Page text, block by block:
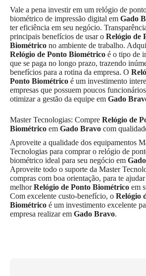
Vale a pena investir em um relógio de
biométrico de impressão digital em Gado
ter eficiência em seu negócio.
principais benefícios de usar o Relógio de
Biométrico no ambiente de trabalho.
Relógio de Ponto Biométrico é o tipo de
que se paga no longo prazo, trazendo
benefícios para a rotina da empresa. O
Ponto Biométrico é um investimento
empresas que possuem poucos
otimizar a gestão da equipe em Gado
Master Tecnologias: Compre Relógio de
Biométrico em Gado Bravo com
Aproveite a qualidade dos equipamentos
Tecnologias para comprar o relógio de
biométrico ideal para seu negócio em
Aproveite todo o suporte da Master
compras com boa orientação, para te
melhorRelógio de Ponto Biométrico em
Com excelente custo-benefício, o Relógio
Biométrico é um investimento excelente
empresa realizar em Gado Bravo.